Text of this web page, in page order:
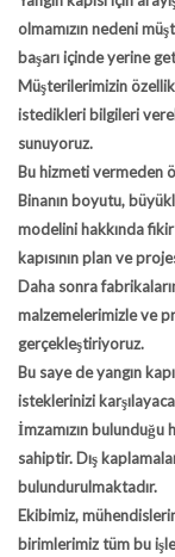
olmamızın nedeni
başarı içinde yerine
Müşterilerimizin
istedikleri bilgileri
sunuyoruz.
Bu hizmeti vermeden
Binanın boyutu,
modelini hakkında
kapısının plan ve
Daha sonra
malzemelerimizle ve
gerçekleştiriyoruz.
Bu saye deyangın
isteklerinizi
İmzamızın bulunduğu
sahiptir. Dış
bulundurulmaktadır.
Ekibimiz,
birimlerimiz tüm bu